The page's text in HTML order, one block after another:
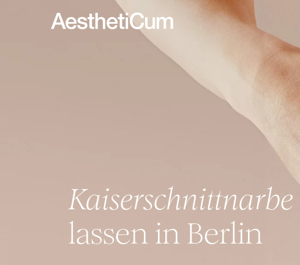
Kaiserschnittnarbe
lassen in Berlin